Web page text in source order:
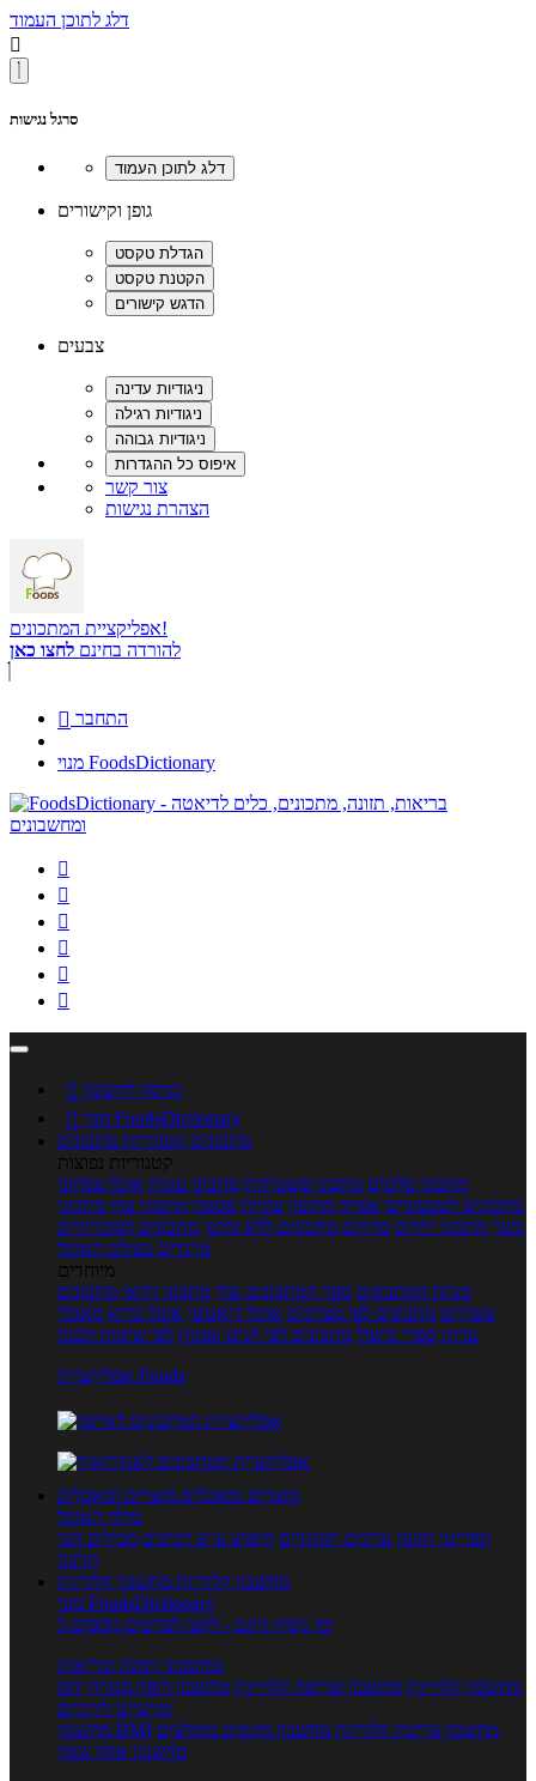
דלג לתוכן העמוד

סרגל נגישות
גופן וקישורים
צבעים
צור קשר
הצהרת נגישות
אפליקציית המתכונים!
להורדה בחינם לחצו כאן
 התחבר
מנוי FoodsDictionary






 כניסה לחשבון

מנוי FoodsDictionary
מתכונים קטגוריות מתכונים
קטגוריות נפוצות
מתכוני סלטים מתכוני פשטידות מתכוני עוגות אוכל צמחוני
מתכונים לטבעוניים אפייה מוקפץ עוגיות פסטה מתכוני עוף מתכוני
בשר מתכוני ילדים מרקים מתכונים ללא גלוטן מתכונים לסוכרתיים
טרנדים בעולם האוכל
מיוחדים
מנתח המתכונים ספר המתכונים שלי מתכוני וידאו מתכונים
עשירים מתכונים לפי מצרכים אוכל דיאטטי אוכל בריא מאכלי
עדות ספרי בישול מתכונים לפי חגים ועונות לפי שיטות הכנה
אפליקציית Foods
מוצרים ומאכלים מוצרים ומאכלים
מילון האוכל
תפריטי תזונה ערכים תזונתיים חיפוש ע"פ רכיבים מכילים הכי
הרבה
מחשבון קלוריות מחשבון קלוריות
מנוי FoodsDictionary
5 ימי ניסיון חינם - לחצו לפרטים נוספים
מחשבוני תזונה ובריאות
מחשבון קלוריות מחשבון שריפת קלוריות מחשבון דופק מטרה יחס
מותניים לירכיים
מחשבון BMI
מחשבון צריכת קלוריות מחשבון מינונים מומלצים
מחשבון אחוז שומן